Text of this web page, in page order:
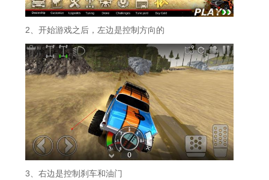
2、开始游戏之后，左边是控制方向的
3、右边是控制刹车和油门